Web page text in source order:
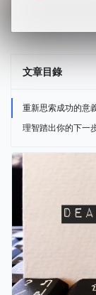
文章目錄
重新思索成功的意
理智踏出你的下一